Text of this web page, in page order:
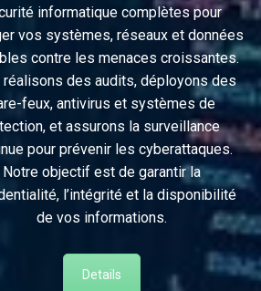
informatique complètes pour
vos systèmes, réseaux et données
contre les menaces croissantes.
réalisons des audits, déployons des
feux, antivirus et systèmes de
et assurons la surveillance
pour prévenir les cyberattaques.
Notre objectif est de garantir la
l’intégrité et la disponibilité
de vos informations.
Details